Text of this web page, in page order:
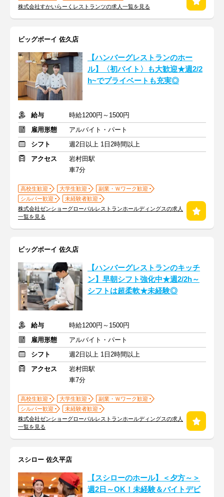
株式会社すかいらーくレストランツの求人一覧を見る
ビッグボーイ 佐久店
【ハンバーグレストランのホー
ル】〈初バイト〉も大歓迎★週2/2
h~でプライベートも充実◎
給与
時給1200円～1500円
雇用形態
アルバイト・パート
シフト
週2日以上 1日2時間以上
アクセス
岩村田駅
車7分
高校生歓迎 大学生歓迎
副業・Ｗワーク歓迎
シルバー歓迎
未経験者歓迎
株式会社ゼンショーグローバルレストランホールディングスの求人
一覧を見る
ビッグボーイ 佐久店
【ハンバーグレストランのキッチ
ン】早朝シフト強化中★週2/2h～
シフトは超柔軟★未経験◎
給与
時給1200円～1500円
雇用形態
アルバイト・パート
シフト
週2日以上 1日2時間以上
アクセス
岩村田駅
車7分
高校生歓迎 大学生歓迎
副業・Ｗワーク歓迎
シルバー歓迎
未経験者歓迎
株式会社ゼンショーグローバルレストランホールディングスの求人
一覧を見る
スシロー 佐久平店
【スシローのホール】＜夕方～＞
週2日～OK！未経験＆バイトデビ